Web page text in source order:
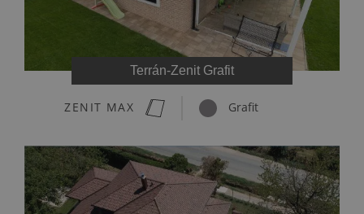
Terrán-Zenit Grafit
ZENIT MAX Grafit